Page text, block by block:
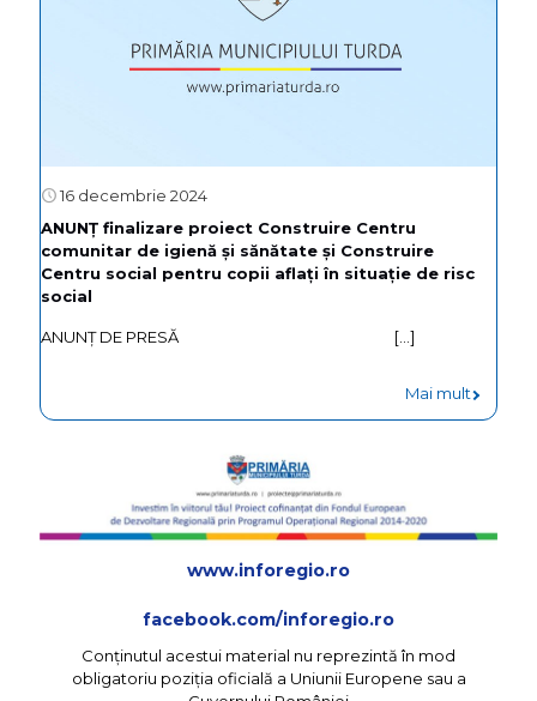
16 decembrie 2024
ANUNŢ finalizare proiect Construire Centru
comunitar de igienă şi sănătate şi Construire
Centru social pentru copii aflaţi în situaţie de risc
social
ANUNȚ DE PRESĂ […]
Mai mult
www.inforegio.ro
facebook.com/inforegio.ro
Conţinutul acestui material nu reprezintă în mod
obligatoriu poziţia oficială a Uniunii Europene sau a